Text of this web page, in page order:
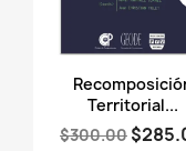
Vista
Territorial...
$300.00